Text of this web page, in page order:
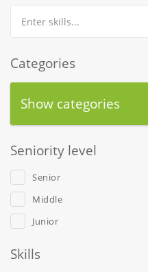
Categories
Show categories
Seniority level
Senior
Middle
Junior
Skills